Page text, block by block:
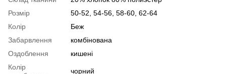
Розмір
50-52, 54-56, 58-60, 62-64
Колір
Беж
Забарвлення
комбінована
Оздоблення
кишені
Колір
чорний